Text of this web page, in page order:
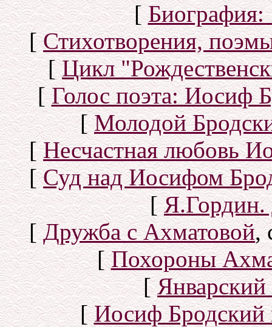
[Биография:
[Стихотворения,
[Цикл
[Голос поэта: Иосиф
[Молодой
[Несчастная любовь
[Суд над Иосифом
[Я.Гордин.
[Дружба с Ахматовой,
[Похороны
[Январский
[Иосиф Бродский